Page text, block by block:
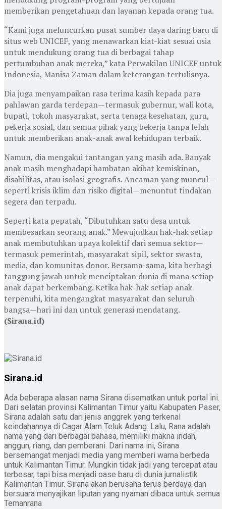
memberikan pengetahuan dan layanan kepada orang tua.
“Kami juga meluncurkan pusat sumber daya daring baru di
situs web UNICEF, yang menawarkan kiat-kiat sesuai usia
untuk mendukung orang tua di berbagai tahap
pertumbuhan anak mereka,” kata Perwakilan UNICEF untuk
Indonesia, Manisa Zaman dalam keterangan tertulisnya.
Dia juga menyampaikan rasa terima kasih kepada para
pahlawan garda terdepan—termasuk gubernur, wali kota,
bupati, tokoh masyarakat, serta tenaga kesehatan, guru,
pekerja sosial, dan semua pihak yang bekerja tanpa lelah
untuk memberikan anak-anak awal kehidupan terbaik.
Namun, dia mengakui tantangan yang masih ada. Banyak
anak masih menghadapi hambatan akibat kemiskinan,
disabilitas, atau isolasi geografis. Ancaman yang muncul—
seperti krisis iklim dan risiko digital—menuntut tindakan
segera dan terpadu.
Seperti kata pepatah, “Dibutuhkan satu desa untuk
membesarkan seorang anak.” Mewujudkan hak-hak setiap
anak membutuhkan upaya kolektif dari semua sektor—
termasuk pemerintah, masyarakat sipil, sektor swasta,
media, dan komunitas donor. Bersama-sama, kita berbagi
tanggung jawab untuk menciptakan dunia di mana setiap
anak dapat berkembang. Ketika hak-hak setiap anak
terpenuhi, kita mengangkat masyarakat dan seluruh
bangsa—hari ini dan untuk generasi mendatang.
(Sirana.id)
Sirana.id
Ada beberapa alasan nama Sirana disematkan untuk portal ini.
Dari selatan provinsi Kalimantan Timur yaitu Kabupaten Paser,
Sirana adalah satu dari jenis anggrek yang terkenal
keindahannya di Cagar Alam Teluk Adang. Lalu, Rana adalah
nama yang dari berbagai bahasa, memiliki makna indah,
anggun, riang, dan pemberani. Dari nama ini, Sirana
bersemangat menjadi media yang memberi warna berbeda
untuk Kalimantan Timur. Mungkin tidak jadi yang tercepat atau
terbesar, tapi bisa menjadi oase baru di dunia jurnalistik
Kalimantan Timur. Sirana akan berusaha terus berdaya dan
bersuara menyajikan liputan yang nyaman dibaca untuk semua
Temanrana